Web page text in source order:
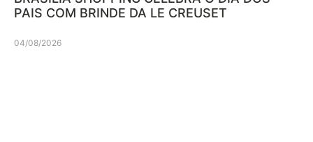
PAIS COM BRINDE DA LE CREUSET
04/08/2026